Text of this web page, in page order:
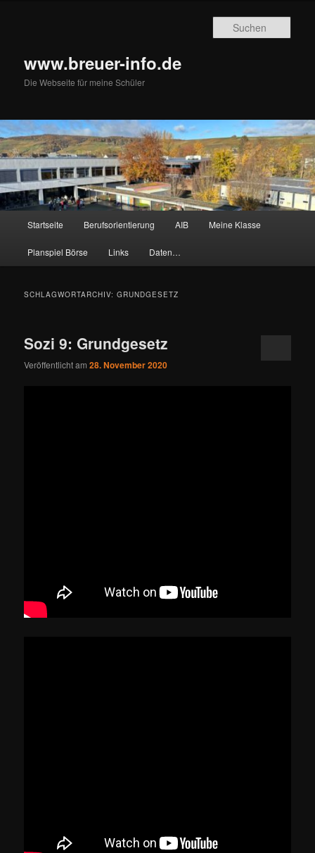
www.breuer-info.de
Die Webseite für meine Schüler
Startseite Berufsorientierung AIB Meine Klasse
Planspiel Börse Links Daten…
SCHLAGWORTARCHIV:GRUNDGESETZ
Sozi 9: Grundgesetz
Veröffentlicht am28. November 2020